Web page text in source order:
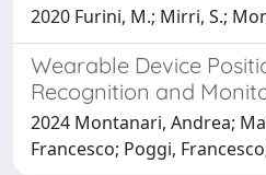
2020 Furini, M.; Mirri, S.;
Wearable Device
Recognition and
2024 Montanari, Andrea;
Francesco; Poggi,